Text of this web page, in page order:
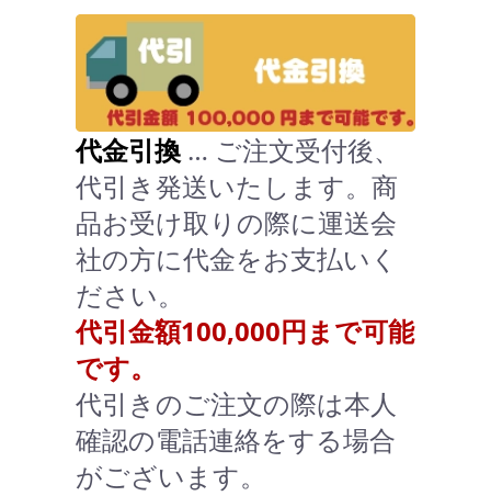
代金引換 … ご注文受付後、
代引き発送いたします。商
品お受け取りの際に運送会
社の方に代金をお支払いく
ださい。
代引金額100,000円まで可能
です。
代引きのご注文の際は本人
確認の電話連絡をする場合
がございます。